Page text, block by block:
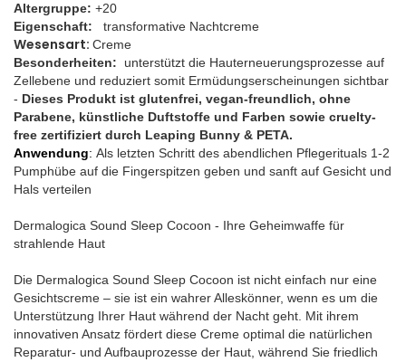
Altergruppe: +20
Eigenschaft:
transformative Nachtcreme
Wesensart: Creme
Besonderheiten:
unterstützt die Hauterneuerungsprozesse auf
Zellebene und reduziert somit Ermüdungserscheinungen sichtbar
- Dieses Produkt ist glutenfrei, vegan-freundlich, ohne
Parabene, künstliche Duftstoffe und Farben sowie cruelty-
free zertifiziert durch Leaping Bunny & PETA.
Anwendung: Als letzten Schritt des abendlichen Pflegerituals 1-2
Pumphübe auf die Fingerspitzen geben und sanft auf Gesicht und
Hals verteilen
Dermalogica Sound Sleep Cocoon - Ihre Geheimwaffe für
strahlende Haut
Die Dermalogica Sound Sleep Cocoon ist nicht einfach nur eine
Gesichtscreme – sie ist ein wahrer Alleskönner, wenn es um die
Unterstützung Ihrer Haut während der Nacht geht. Mit ihrem
innovativen Ansatz fördert diese Creme optimal die natürlichen
Reparatur- und Aufbauprozesse der Haut, während Sie friedlich